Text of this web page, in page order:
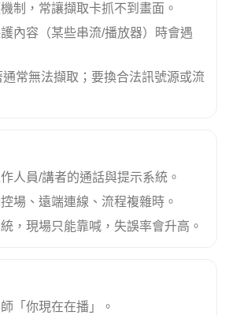
制，常讓擷取卡抓不到畫面。
內容（某些串流/播放器）時會遇
常無法擷取；要換合法訊號源或流
人員/講者的通話與提示系統。
場、遠端連線、流程複雜時。
，現場只能靠喊，失誤率會升高。
「你現在在播」。